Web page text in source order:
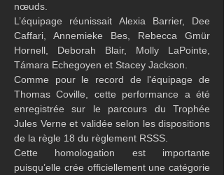
nœuds.
L’équipage réunissait Alexia Barrier, Dee
Caffari, Annemieke Bes, Rebecca Gmür
Hornell, Deborah Blair, Molly LaPointe,
Támara Echegoyen et Stacey Jackson.
Comme pour le record de l'équipage de
Thomas Coville, cette performance a été
enregistrée sur le parcours du Trophée
Jules Verne et validée selon les dispositions
de la règle 18 du règlement RSSS.
Cette homologation est importante
puisqu’elle crée officiellement une catégorie